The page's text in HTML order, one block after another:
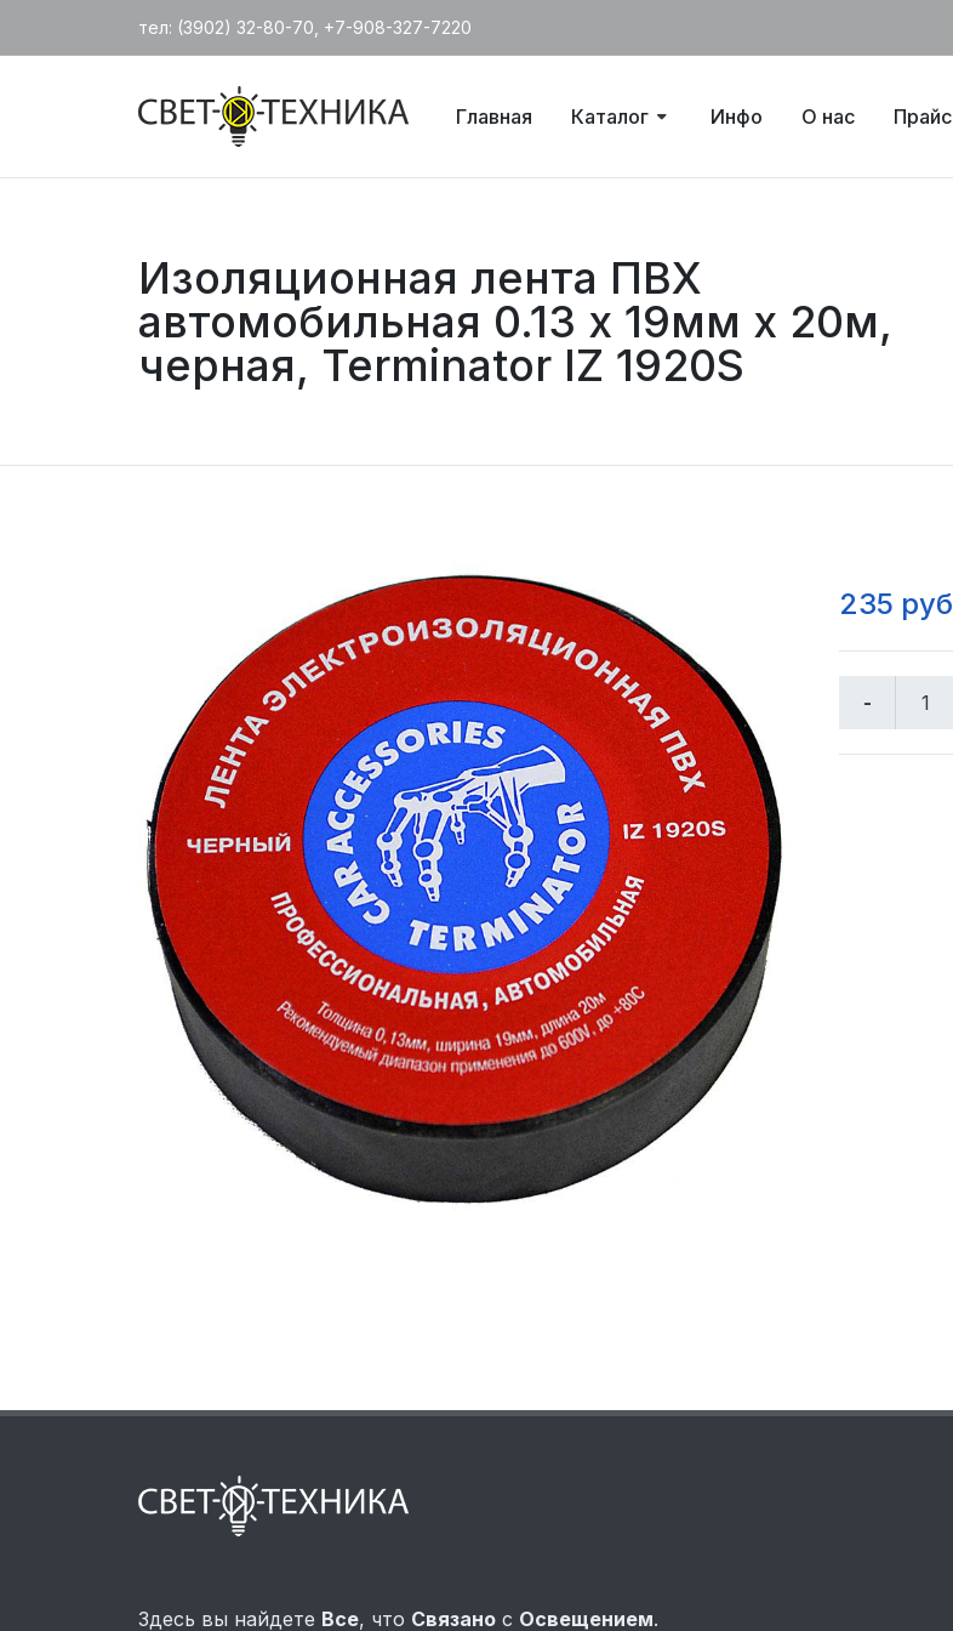
тел: (3902) 32-80-70, +7-908-327-7220
Главная Каталог Инфо О нас Прайс
Изоляционная лента ПВХ
автомобильная 0.13 х 19мм х 20м,
черная, Terminator IZ 1920S
235 руб
Здесь вы найдете Все, что Связано с Освещением.